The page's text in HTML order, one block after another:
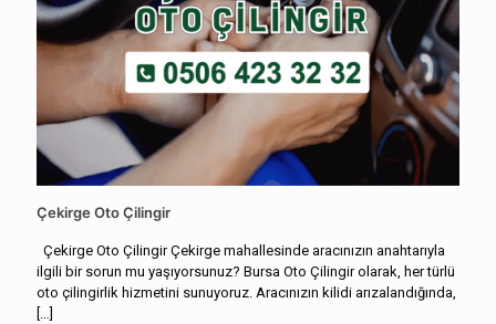
Çekirge Oto Çilingir
Çekirge Oto Çilingir Çekirge mahallesinde aracınızın anahtarıyla
ilgili bir sorun mu yaşıyorsunuz? Bursa Oto Çilingir olarak, her türlü
oto çilingirlik hizmetini sunuyoruz. Aracınızın kilidi arızalandığında,
[…]